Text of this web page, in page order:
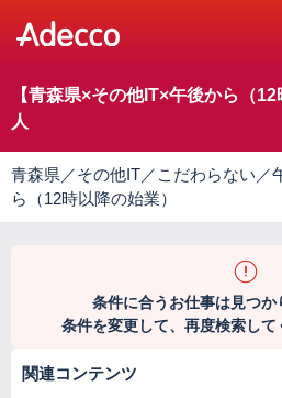
【青森県×その他IT×午後から（
人
青森県／その他IT／こだわらない／
ら（12時以降の始業）
条件に合うお仕事は見つか
条件を変更して、再度検索し
関連コンテンツ